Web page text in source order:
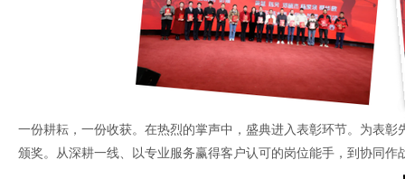
一份耕耘，一份收获。在热烈的掌声中，盛典进入表彰环节。为表
颁奖。从深耕一线、以专业服务赢得客户认可的岗位能手，到协同